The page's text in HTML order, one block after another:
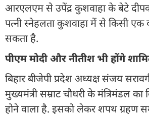
आरएलएम से उपेंद्र कुशवाहा के बेटे
पत्नी स्नेहलता कुशवाहा में से किसी एक
सकता है.
पीएम मोदी और नीतीश भी होंगे
बिहार बीजेपी प्रदेश अध्यक्ष संजय
मुख्यमंत्री सम्राट चौधरी के मंत्रिमंडल का
होने वाला है. इसको लेकर शपथ ग्रहण